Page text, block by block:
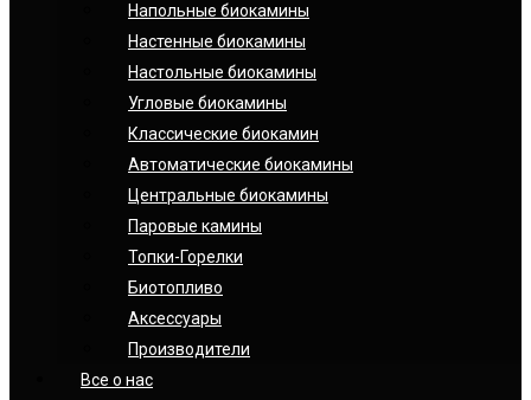
Напольные биокамины
Настенные биокамины
Настoльные биокамины
Угловые биокамины
Классические биокамин
Автоматические биокамины
Центральные биокамины
Паровые камины
Топки-Горелки
Биотопливо
Аксессуары
Производители
Все о нас